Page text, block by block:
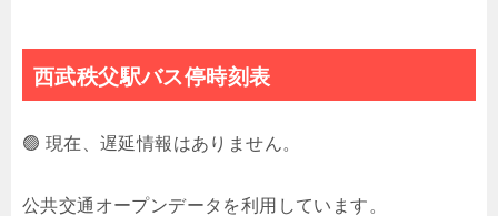
西武秩父駅バス停時刻表
🟢 現在、遅延情報はありません。
公共交通オープンデータを利用しています。